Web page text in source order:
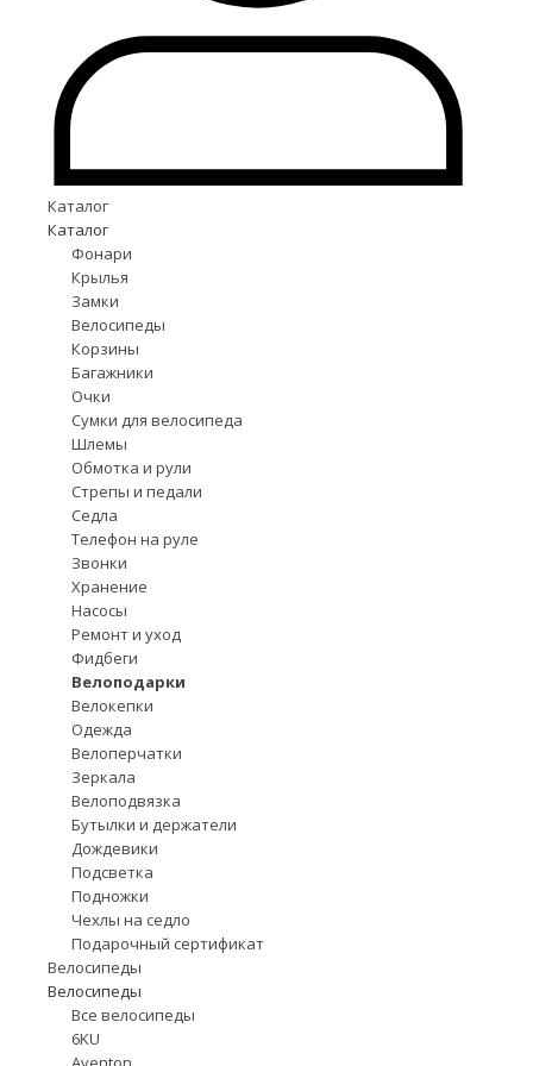
Каталог
Каталог
Фонари
Крылья
Замки
Велосипеды
Корзины
Багажники
Очки
Сумки для велосипеда
Шлемы
Обмотка и рули
Стрепы и педали
Седла
Телефон на руле
Звонки
Хранение
Насосы
Ремонт и уход
Фидбеги
Велоподарки
Велокепки
Одежда
Велоперчатки
Зеркала
Велоподвязка
Бутылки и держатели
Дождевики
Подсветка
Подножки
Чехлы на седло
Подарочный сертификат
Велосипеды
Велосипеды
Все велосипеды
6KU